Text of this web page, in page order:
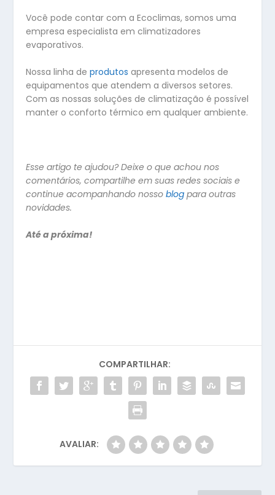
Você pode contar com a Ecoclimas, somos uma
empresa especialista em climatizadores
evaporativos.
Nossa linha deprodutos apresenta modelos de
equipamentos que atendem a diversos setores.
Com as nossas soluções de climatização é possível
manter o conforto térmico em qualquer ambiente.
Esse artigo te ajudou? Deixe o que achou nos
comentários, compartilhe em suas redes sociais e
continue acompanhando nossoblog para outras
novidades.
Até a próxima!
COMPARTILHAR:
AVALIAR: